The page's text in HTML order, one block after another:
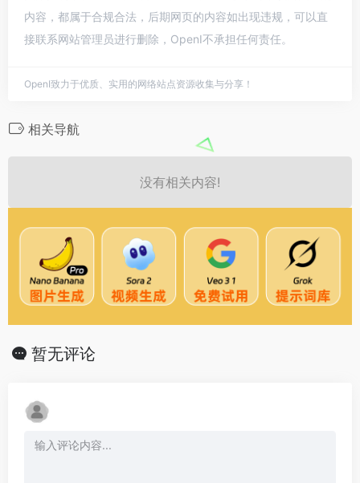
内容，都属于合规合法，后期网页的内容如出现违规，可以直
接联系网站管理员进行删除，OpenI不承担任何责任。
OpenI致力于优质、实用的网络站点资源收集与分享！
相关导航
没有相关内容!
暂无评论